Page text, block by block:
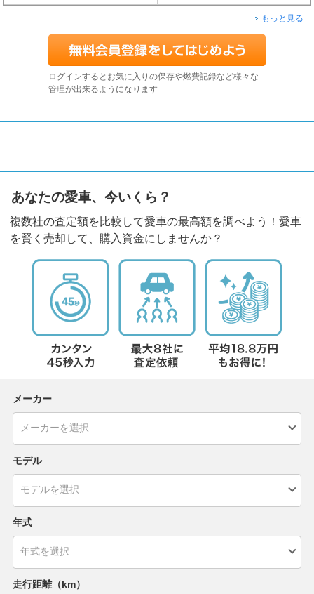
もっと見る
ログインするとお気に入りの保存や燃費記録など様々な
管理が出来るようになります
あなたの愛車、今いくら？
複数社の査定額を比較して愛車の最高額を調べよう！愛車
を賢く売却して、購入資金にしませんか？
メーカー
モデル
年式
走行距離（km）